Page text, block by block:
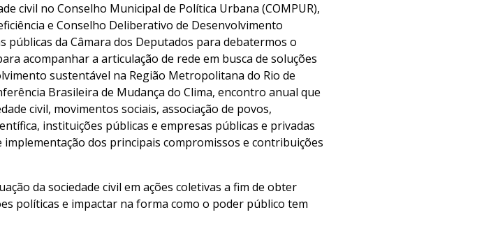
civil no Conselho Municipal de Política Urbana (COMPUR),
e Conselho Deliberativo de Desenvolvimento
da Câmara dos Deputados para debatermos o
acompanhar a articulação de rede em busca de soluções
sustentável na Região Metropolitana do Rio de
Brasileira de Mudança do Clima, encontro anual que
civil, movimentos sociais, associação de povos,
instituições públicas e empresas públicas e privadas
dos principais compromissos e contribuições
da sociedade civil em ações coletivas a fim de obter
políticas e impactar na forma como o poder público tem